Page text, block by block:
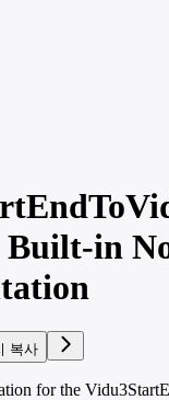
in
복사
for the